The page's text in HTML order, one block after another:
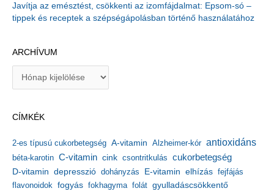
Javítja az emésztést, csökkenti az izomfájdalmat: Epsom-só –
tippek és receptek a szépségápolásban történő használatához
ARCHÍVUM
í
u
m
CÍMKÉK
2-es típusú cukorbetegség A-vitamin Alzheimer-kór antioxidáns
béta-karotin C-vitamin cink csontritkulás cukorbetegség
D-vitamin depresszió dohányzás E-vitamin elhízás fejfájás
flavonoidok fogyás fokhagyma folát gyulladáscsökkentő